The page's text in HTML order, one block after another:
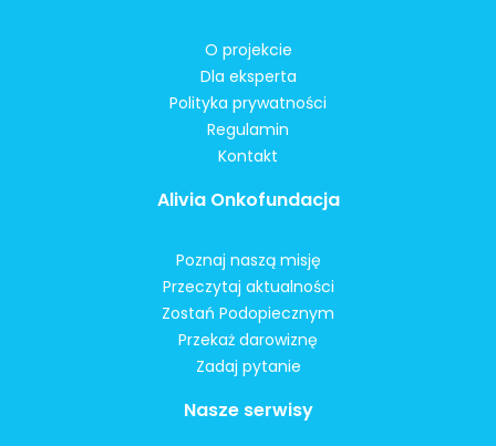
O projekcie
Dla eksperta
Polityka prywatności
Regulamin
Kontakt
Alivia Onkofundacja
Poznaj naszą misję
Przeczytaj aktualności
Zostań Podopiecznym
Przekaż darowiznę
Zadaj pytanie
Nasze serwisy